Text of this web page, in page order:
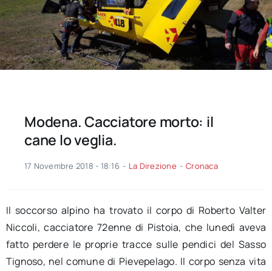
Modena. Cacciatore morto: il
cane lo veglia.
17 Novembre 2018 - 18:16 - La Direzione - Cronaca
Il soccorso alpino ha trovato il corpo di Roberto Valter
Niccoli, cacciatore 72enne di Pistoia, che lunedì aveva
fatto perdere le proprie tracce sulle pendici del Sasso
Tignoso, nel comune di Pievepelago. Il corpo senza vita